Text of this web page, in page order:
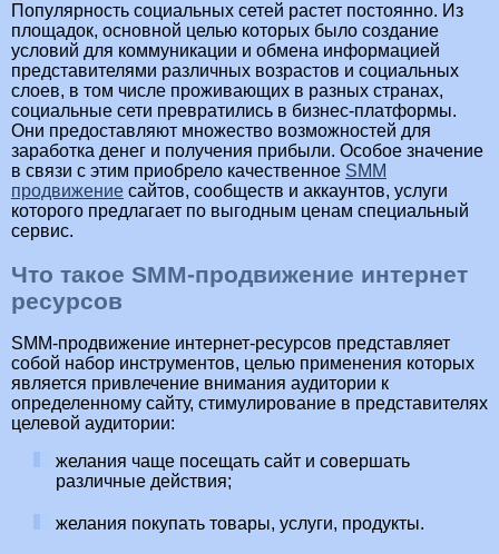
Популярность социальных сетей растет постоянно. Из
площадок, основной целью которых было создание
условий для коммуникации и обмена информацией
представителями различных возрастов и социальных
слоев, в том числе проживающих в разных странах,
социальные сети превратились в бизнес-платформы.
Они предоставляют множество возможностей для
заработка денег и получения прибыли. Особое значение
в связи с этим приобрело качественное SMM
продвижение сайтов, сообществ и аккаунтов, услуги
которого предлагает по выгодным ценам специальный
сервис.
Что такое SMM-продвижение интернет
ресурсов
SMM-продвижение интернет-ресурсов представляет
собой набор инструментов, целью применения которых
является привлечение внимания аудитории к
определенному сайту, стимулирование в представителях
целевой аудитории:
желания чаще посещать сайт и совершать
различные действия;
желания покупать товары, услуги, продукты.